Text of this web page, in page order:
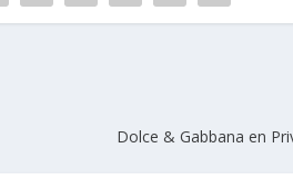
Dolce & Gabbana en